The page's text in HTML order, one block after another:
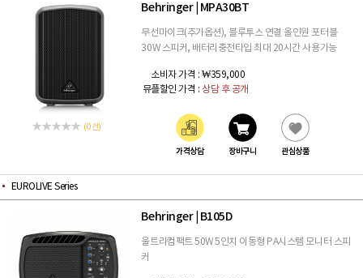
(0 건)
Behringer MPA30BT
무선마이크(추가옵션), 블루투스 연결 올인원 포터블
30W 스피커, 배터리충전타입 최대 20시간 사용가능
소비자 가격 : ₩359,000
뮤플할인 가격 : 상담 후 공개
가격상담 장바구니 관심상품
EUROLIVE Series
Behringer B105D
울트라컴팩트 50W 5인치 이동형 PA시스템 모니터 스피
커